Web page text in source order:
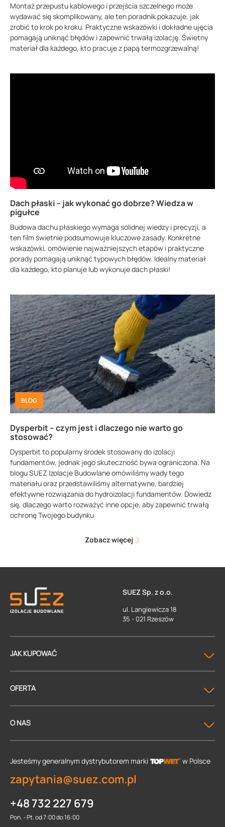
Montaż przepustu kablowego i przejścia szczelnego może
wydawać się skomplikowany, ale ten poradnik pokazuje, jak
zrobić to krok po kroku. Praktyczne wskazówki i dokładne ujęcia
pomagają uniknąć błędów i zapewnić trwałą izolację. Świetny
materiał dla każdego, kto pracuje z papą termozgrzewalną!
Dach płaski – jak wykonać go dobrze? Wiedza w
pigułce
Budowa dachu płaskiego wymaga solidnej wiedzy i precyzji, a
ten film świetnie podsumowuje kluczowe zasady. Konkretne
wskazówki, omówienie najważniejszych etapów i praktyczne
porady pomagają uniknąć typowych błędów. Idealny materiał
dla każdego, kto planuje lub wykonuje dach płaski!
BLOG
Dysperbit – czym jest i dlaczego nie warto go
stosować?
Dysperbit to popularny środek stosowany do izolacji
fundamentów, jednak jego skuteczność bywa ograniczona. Na
blogu SUEZ Izolacje Budowlane omówiliśmy wady tego
materiału oraz przedstawiliśmy alternatywne, bardziej
efektywne rozwiązania do hydroizolacji fundamentów. Dowiedz
się, dlaczego warto rozważyć inne opcje, aby zapewnić trwałą
ochronę Twojego budynku
Zobacz więcej
SUEZ Sp. z o.o.
ul. Langiewicza 18
35 - 021 Rzeszów
JAK KUPOWAĆ
OFERTA
O NAS
Jesteśmy generalnym dystrybutorem marki w Polsce
zapytania@suez.com.pl
+48 732 227 679
Pon. - Pt. od 7:00 do 16:00